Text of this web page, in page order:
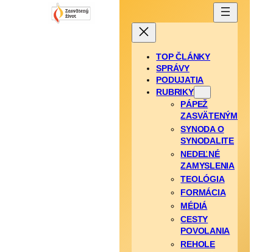
TOP ČLÁNKY
SPRÁVY
PODUJATIA
RUBRIKY
PÁPEŽ
ZASVÄTENÝM
SYNODA O
SYNODALITE
NEDEĽNÉ
ZAMYSLENIA
TEOLÓGIA
FORMÁCIA
MÉDIÁ
CESTY
POVOLANIA
REHOLE